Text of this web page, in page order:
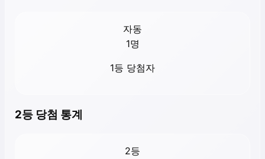
자동
1명
1등 당첨자
2등 당첨 통계
2등